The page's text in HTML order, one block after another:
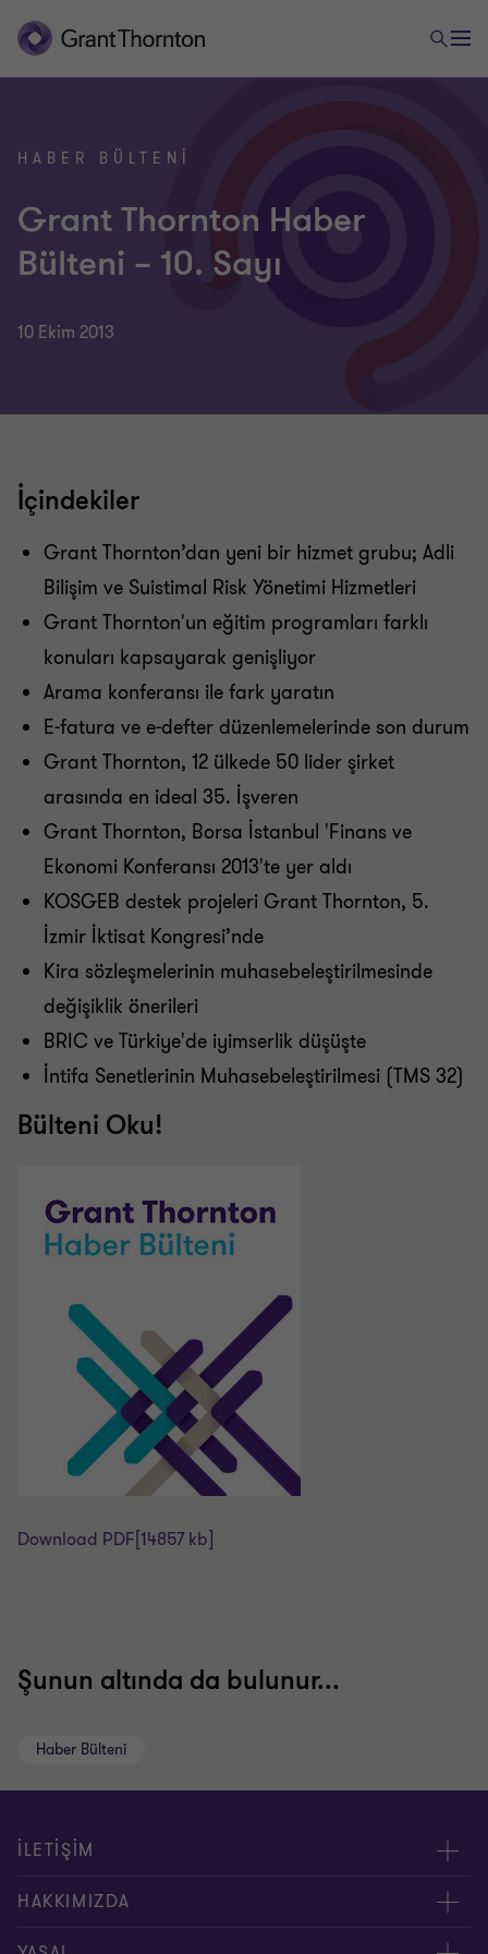
HABER BÜLTENI
Grant Thornton Haber
Bülteni – 10. Sayı
10 Ekim 2013
İçindekiler
Grant Thornton’dan yeni bir hizmet grubu; Adli
Bilişim ve Suistimal Risk Yönetimi Hizmetleri
Grant Thornton'un eğitim programları farklı
konuları kapsayarak genişliyor
Arama konferansı ile fark yaratın
E-fatura ve e-defter düzenlemelerinde son durum
Grant Thornton, 12 ülkede 50 lider şirket
arasında en ideal 35. İşveren
Grant Thornton, Borsa İstanbul 'Finans ve
Ekonomi Konferansı 2013'te yer aldı
KOSGEB destek projeleri Grant Thornton, 5.
İzmir İktisat Kongresi’nde
Kira sözleşmelerinin muhasebeleştirilmesinde
değişiklik önerileri
BRIC ve Türkiye'de iyimserlik düşüşte
İntifa Senetlerinin Muhasebeleştirilmesi (TMS 32)
Bülteni Oku!
Download PDF [14857 kb]
Şunun altında da bulunur...
Haber Bülteni
İLETİŞİM
Yöneticilerimiz
Bizimle İletişime Geçin
HAKKIMIZDA